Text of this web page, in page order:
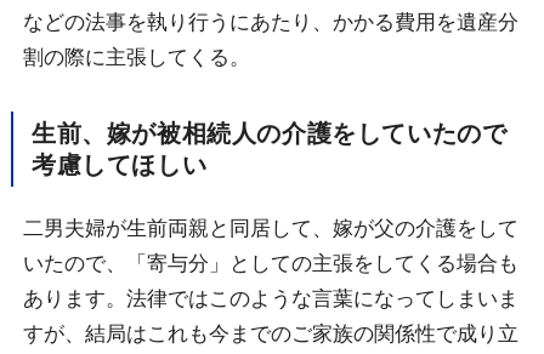
などの法事を執り行うにあたり、かかる費用を遺産分
割の際に主張してくる。
生前、嫁が被相続人の介護をしていたので
考慮してほしい
二男夫婦が生前両親と同居して、嫁が父の介護をして
いたので、「寄与分」としての主張をしてくる場合も
あります。法律ではこのような言葉になってしまいま
すが、結局はこれも今までのご家族の関係性で成り立